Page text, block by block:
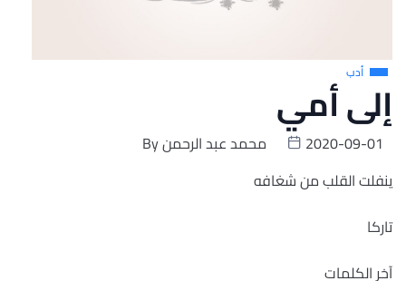
أدب
إلى أمي
Byمحمد عبد الرحمن
2020-09-01
ينفلت القلب من شغافه
تاركا
آخر الكلمات